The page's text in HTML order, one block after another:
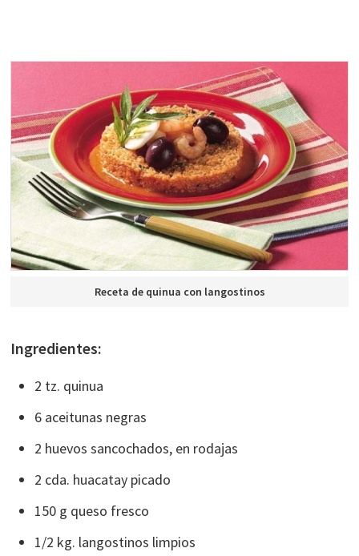
Receta de quinua con langostinos
Ingredientes:
2 tz. quinua
6 aceitunas negras
2 huevos sancochados, en rodajas
2 cda. huacatay picado
150 g queso fresco
1/2 kg. langostinos limpios